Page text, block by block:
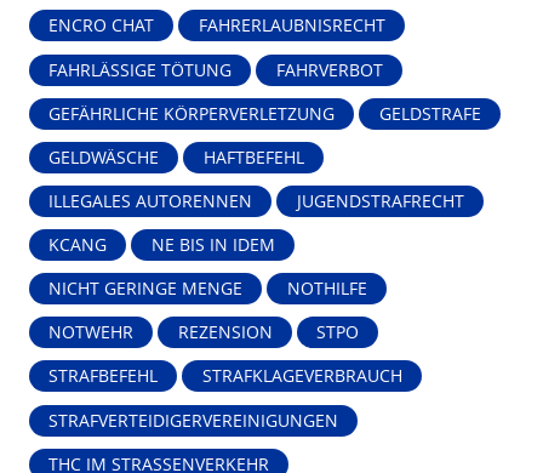
ENCRO CHAT FAHRERLAUBNISRECHT
FAHRLÄSSIGE TÖTUNG FAHRVERBOT
GEFÄHRLICHE KÖRPERVERLETZUNG GELDSTRAFE
GELDWÄSCHE HAFTBEFEHL
ILLEGALES AUTORENNEN JUGENDSTRAFRECHT
KCANG NE BIS IN IDEM
NICHT GERINGE MENGE NOTHILFE
NOTWEHR REZENSION STPO
STRAFBEFEHL STRAFKLAGEVERBRAUCH
STRAFVERTEIDIGERVEREINIGUNGEN
THC IM STRASSENVERKEHR